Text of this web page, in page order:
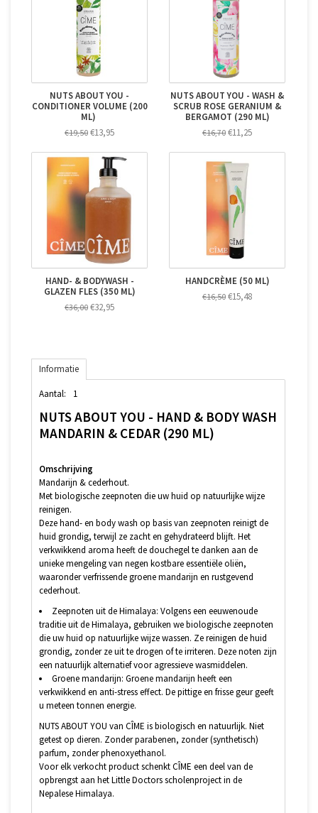
NUTS ABOUT YOU -
CONDITIONER VOLUME (200
ML)
€19,50 €13,95
NUTS ABOUT YOU - WASH &
SCRUB ROSE GERANIUM &
BERGAMOT (290 ML)
€16,70 €11,25
HAND- & BODYWASH -
GLAZEN FLES (350 ML)
€36,00 €32,95
HANDCRÈME (50 ML)
€16,50 €15,48
Informatie
Aantal: 1
NUTS ABOUT YOU - HAND & BODY WASH
MANDARIN & CEDAR (290 ML)
Omschrijving
Mandarijn & cederhout.
Met biologische zeepnoten die uw huid op natuurlijke wijze
reinigen.
Deze hand- en body wash op basis van zeepnoten reinigt de
huid grondig, terwijl ze zacht en gehydrateerd blijft. Het
verkwikkend aroma heeft de douchegel te danken aan de
unieke mengeling van negen kostbare essentiële oliën,
waaronder verfrissende groene mandarijn en rustgevend
cederhout.
Zeepnoten uit de Himalaya: Volgens een eeuwenoude
traditie uit de Himalaya, gebruiken we biologische zeepnoten
die uw huid op natuurlijke wijze wassen. Ze reinigen de huid
grondig, zonder ze uit te drogen of te irriteren. Deze noten zijn
een natuurlijk alternatief voor agressieve wasmiddelen.
Groene mandarijn: Groene mandarijn heeft een
verkwikkend en anti-stress effect. De pittige en frisse geur geeft
u meteen tonnen energie.
NUTS ABOUT YOU van CÎME is biologisch en natuurlijk. Niet
getest op dieren. Zonder parabenen, zonder (synthetisch)
parfum, zonder phenoxyethanol.
Voor elk verkocht product schenkt CÎME een deel van de
opbrengst aan het Little Doctors scholenproject in de
Nepalese Himalaya.